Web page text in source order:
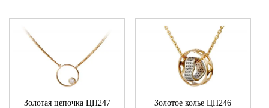
Золотая цепочка ЦП247 Золотое колье ЦП246